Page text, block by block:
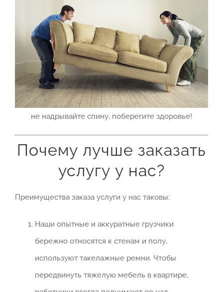
не надрывайте спину, поберегите здоровье!
Почему лучше заказать
услугу у нас?
Преимущества заказа услуги у нас таковы:
Наши опытные и аккуратные грузчики
бережно относятся к стенам и полу,
используют такелажные ремни. Чтобы
передвинуть тяжелую мебель в квартире,